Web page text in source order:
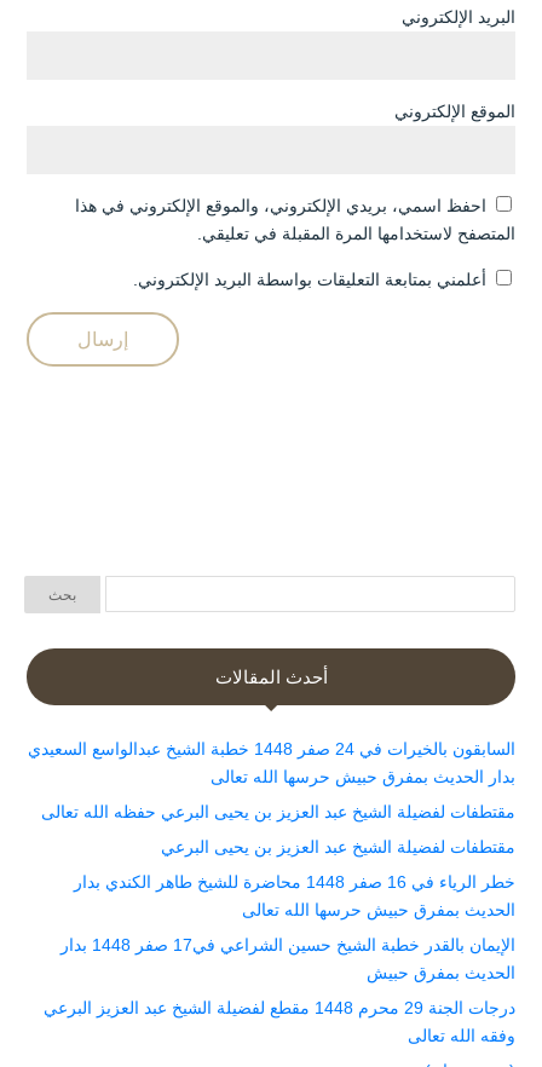
البريد الإلكتروني
الموقع الإلكتروني
احفظ اسمي، بريدي الإلكتروني، والموقع الإلكتروني في هذا
المتصفح لاستخدامها المرة المقبلة في تعليقي.
أعلمني بمتابعة التعليقات بواسطة البريد الإلكتروني.
أحدث المقالات
السابقون بالخيرات في 24 صفر 1448 خطبة الشيخ عبدالواسع السعيدي
بدار الحديث بمفرق حبيش حرسها الله تعالى
مقتطفات لفضيلة الشيخ عبد العزيز بن يحيى البرعي حفظه الله تعالى
مقتطفات لفضيلة الشيخ عبد العزيز بن يحيى البرعي
خطر الرياء في 16 صفر 1448 محاضرة للشيخ طاهر الكندي بدار
الحديث بمفرق حبيش حرسها الله تعالى
الإيمان بالقدر خطبة الشيخ حسين الشراعي في17 صفر 1448 بدار
الحديث بمفرق حبيش
درجات الجنة 29 محرم 1448 مقطع لفضيلة الشيخ عبد العزيز البرعي
وفقه الله تعالى